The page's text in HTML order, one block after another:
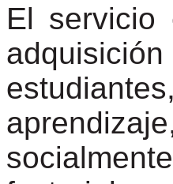
El servicio